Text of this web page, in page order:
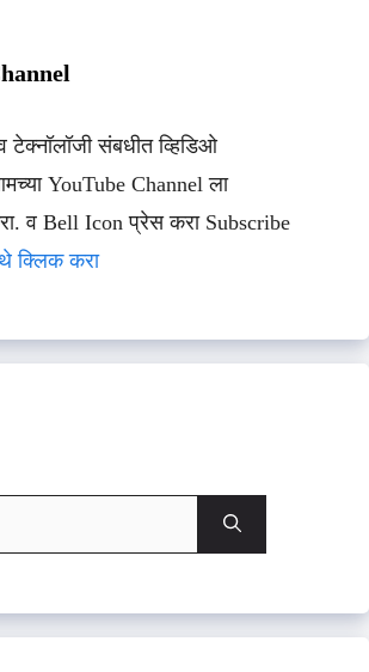
टेक्नॉलॉजी संबधीत व्हिडिओ
YouTube Channel ला
व Bell Icon प्रेस करा Subscribe
क्लिक करा